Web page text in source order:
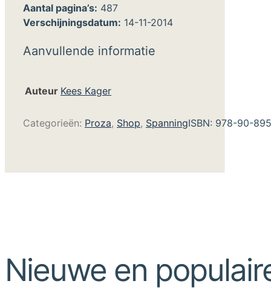
Aantal pagina’s: 487
Verschijningsdatum: 14-11-2014
Aanvullende informatie
Auteur Kees Kager
Categorieën: Proza, Shop, SpanningISBN: 978-90-
Nieuwe en